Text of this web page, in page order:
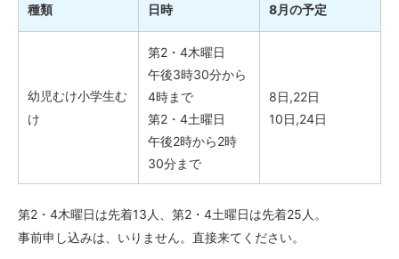
種類 日時 8月の予定
幼児むけ小学生む
け
第2・4木曜日
午後3時30分から
4時まで
第2・4土曜日
午後2時から2時
30分まで
8日,22日
10日,24日
第2・4木曜日は先着13人、第2・4土曜日は先着25人。
事前申し込みは、いりません。直接来てください。